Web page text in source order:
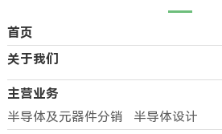
首页
关于我们
主营业务
半导体及元器件分销
半导体设计